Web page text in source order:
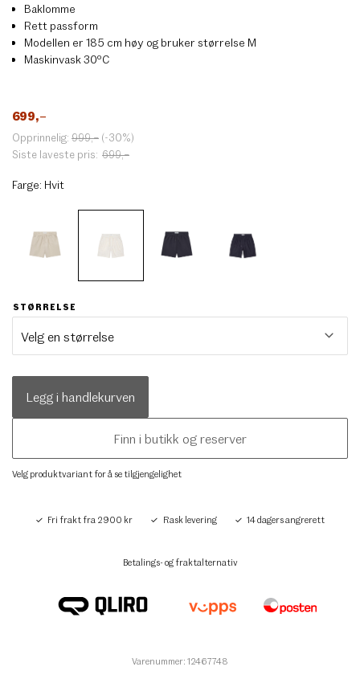
Baklomme
Rett passform
Modellen er 185 cm høy og bruker størrelse M
Maskinvask 30ºC
699,–
Opprinnelig: 999,– (-30%)
Siste laveste pris: 699,–
Farge: Hvit
STØRRELSE
Legg i handlekurven
Finn i butikk og reserver
Velg produktvariant for å se tilgjengelighet
Fri frakt fra 2900 kr Rask levering 14 dagers angrerett
Betalings- og fraktalternativ
Varenummer: 12467748